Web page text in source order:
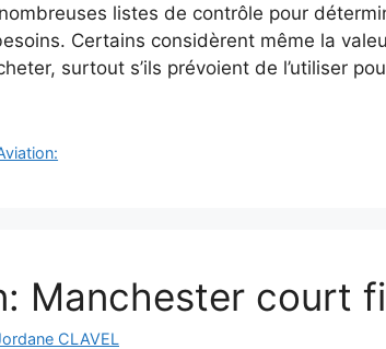
listes de contrôle pour
Certains considèrent même la
surtout s’ils prévoient de l’utiliser
Manchester court
CLAVEL